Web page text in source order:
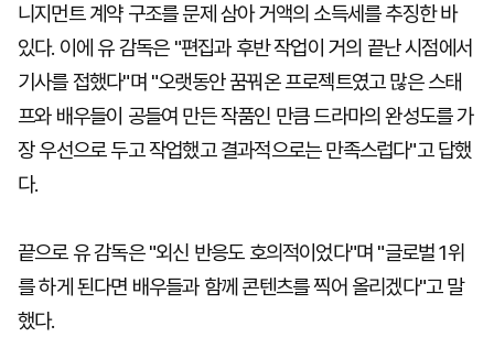
니지먼트 계약 구조를 문제 삼아 거액의 소득세를 추징한 바
있다. 이에 유 감독은 "편집과 후반 작업이 거의 끝난 시점에서
기사를 접했다"며 "오랫동안 꿈꿔온 프로젝트였고 많은 스태
프와 배우들이 공들여 만든 작품인 만큼 드라마의 완성도를 가
장 우선으로 두고 작업했고 결과적으로는 만족스럽다"고 답했
다.
끝으로 유 감독은 "외신 반응도 호의적이었다"며 "글로벌 1위
를 하게 된다면 배우들과 함께 콘텐츠를 찍어 올리겠다"고 말
했다.